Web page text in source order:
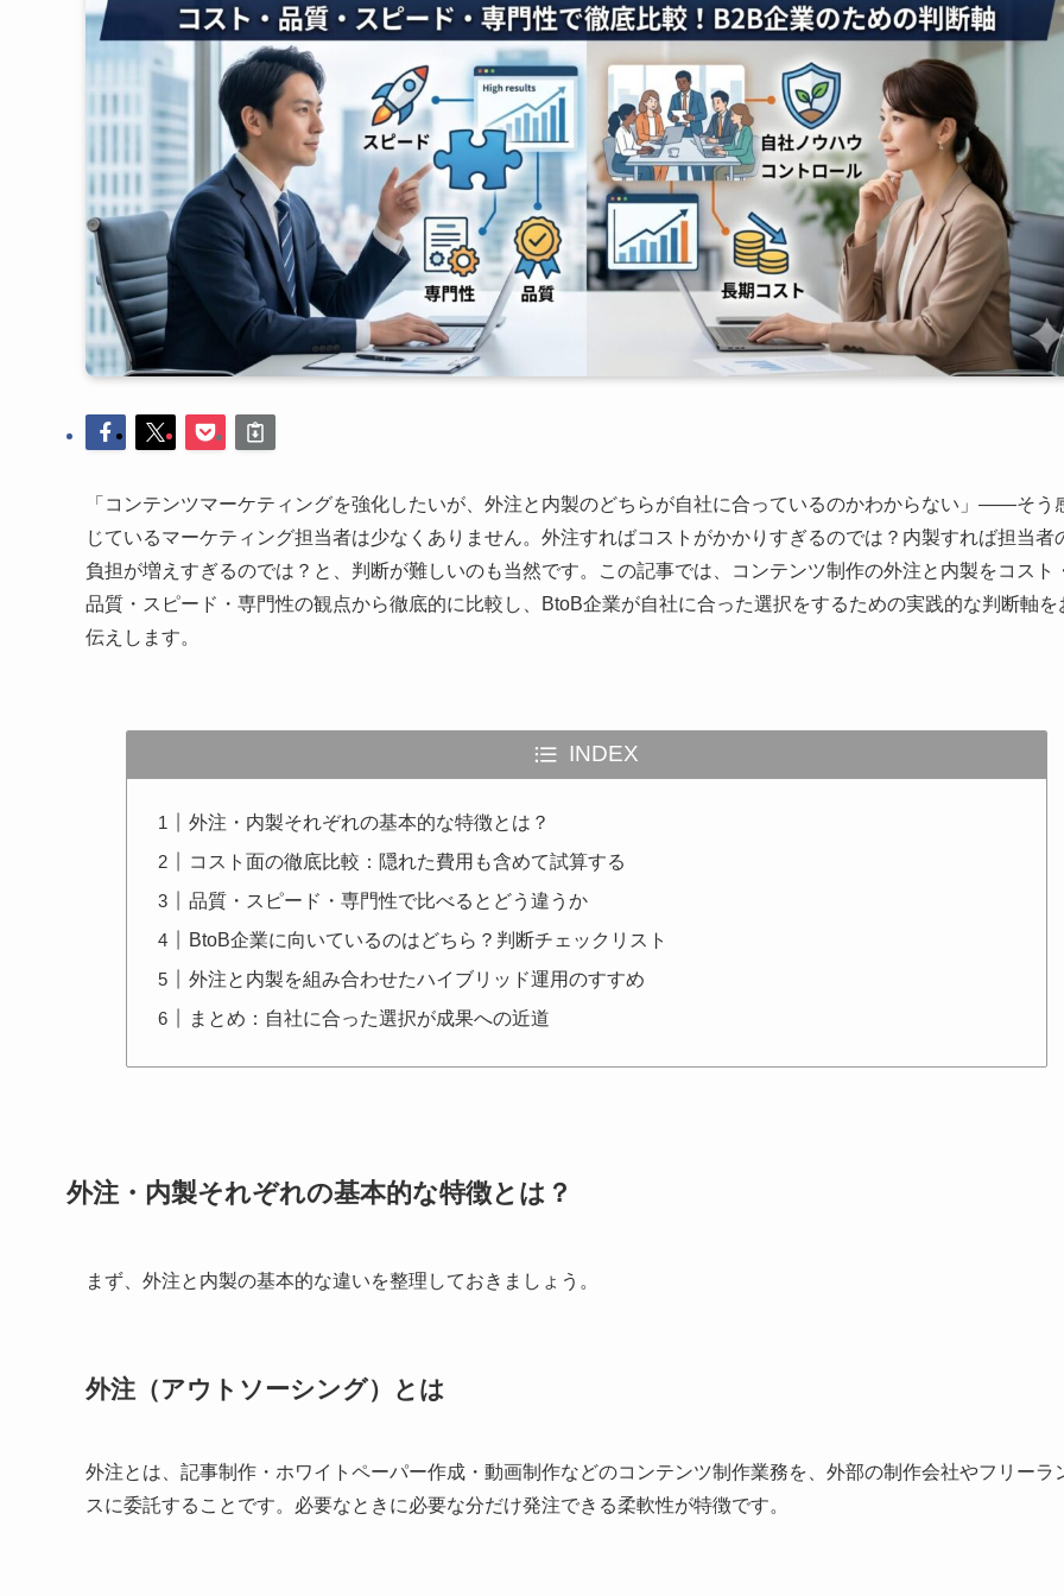
「コンテンツマーケティングを強化したいが、外注と内製のどちらが自社に合っているのかわからない」——そう
じているマーケティング担当者は少なくありません。外注すればコストがかかりすぎるのでは？内製すれば担当者
負担が増えすぎるのでは？と、判断が難しいのも当然です。この記事では、コンテンツ制作の外注と内製をコスト
品質・スピード・専門性の観点から徹底的に比較し、BtoB企業が自社に合った選択をするための実践的な判断軸を
伝えします。
INDEX
外注・内製それぞれの基本的な特徴とは？
コスト面の徹底比較：隠れた費用も含めて試算する
品質・スピード・専門性で比べるとどう違うか
BtoB企業に向いているのはどちら？判断チェックリスト
外注と内製を組み合わせたハイブリッド運用のすすめ
まとめ：自社に合った選択が成果への近道
外注・内製それぞれの基本的な特徴とは？
まず、外注と内製の基本的な違いを整理しておきましょう。
外注（アウトソーシング）とは
外注とは、記事制作・ホワイトペーパー作成・動画制作などのコンテンツ制作業務を、外部の制作会社やフリーラ
スに委託することです。必要なときに必要な分だけ発注できる柔軟性が特徴です。